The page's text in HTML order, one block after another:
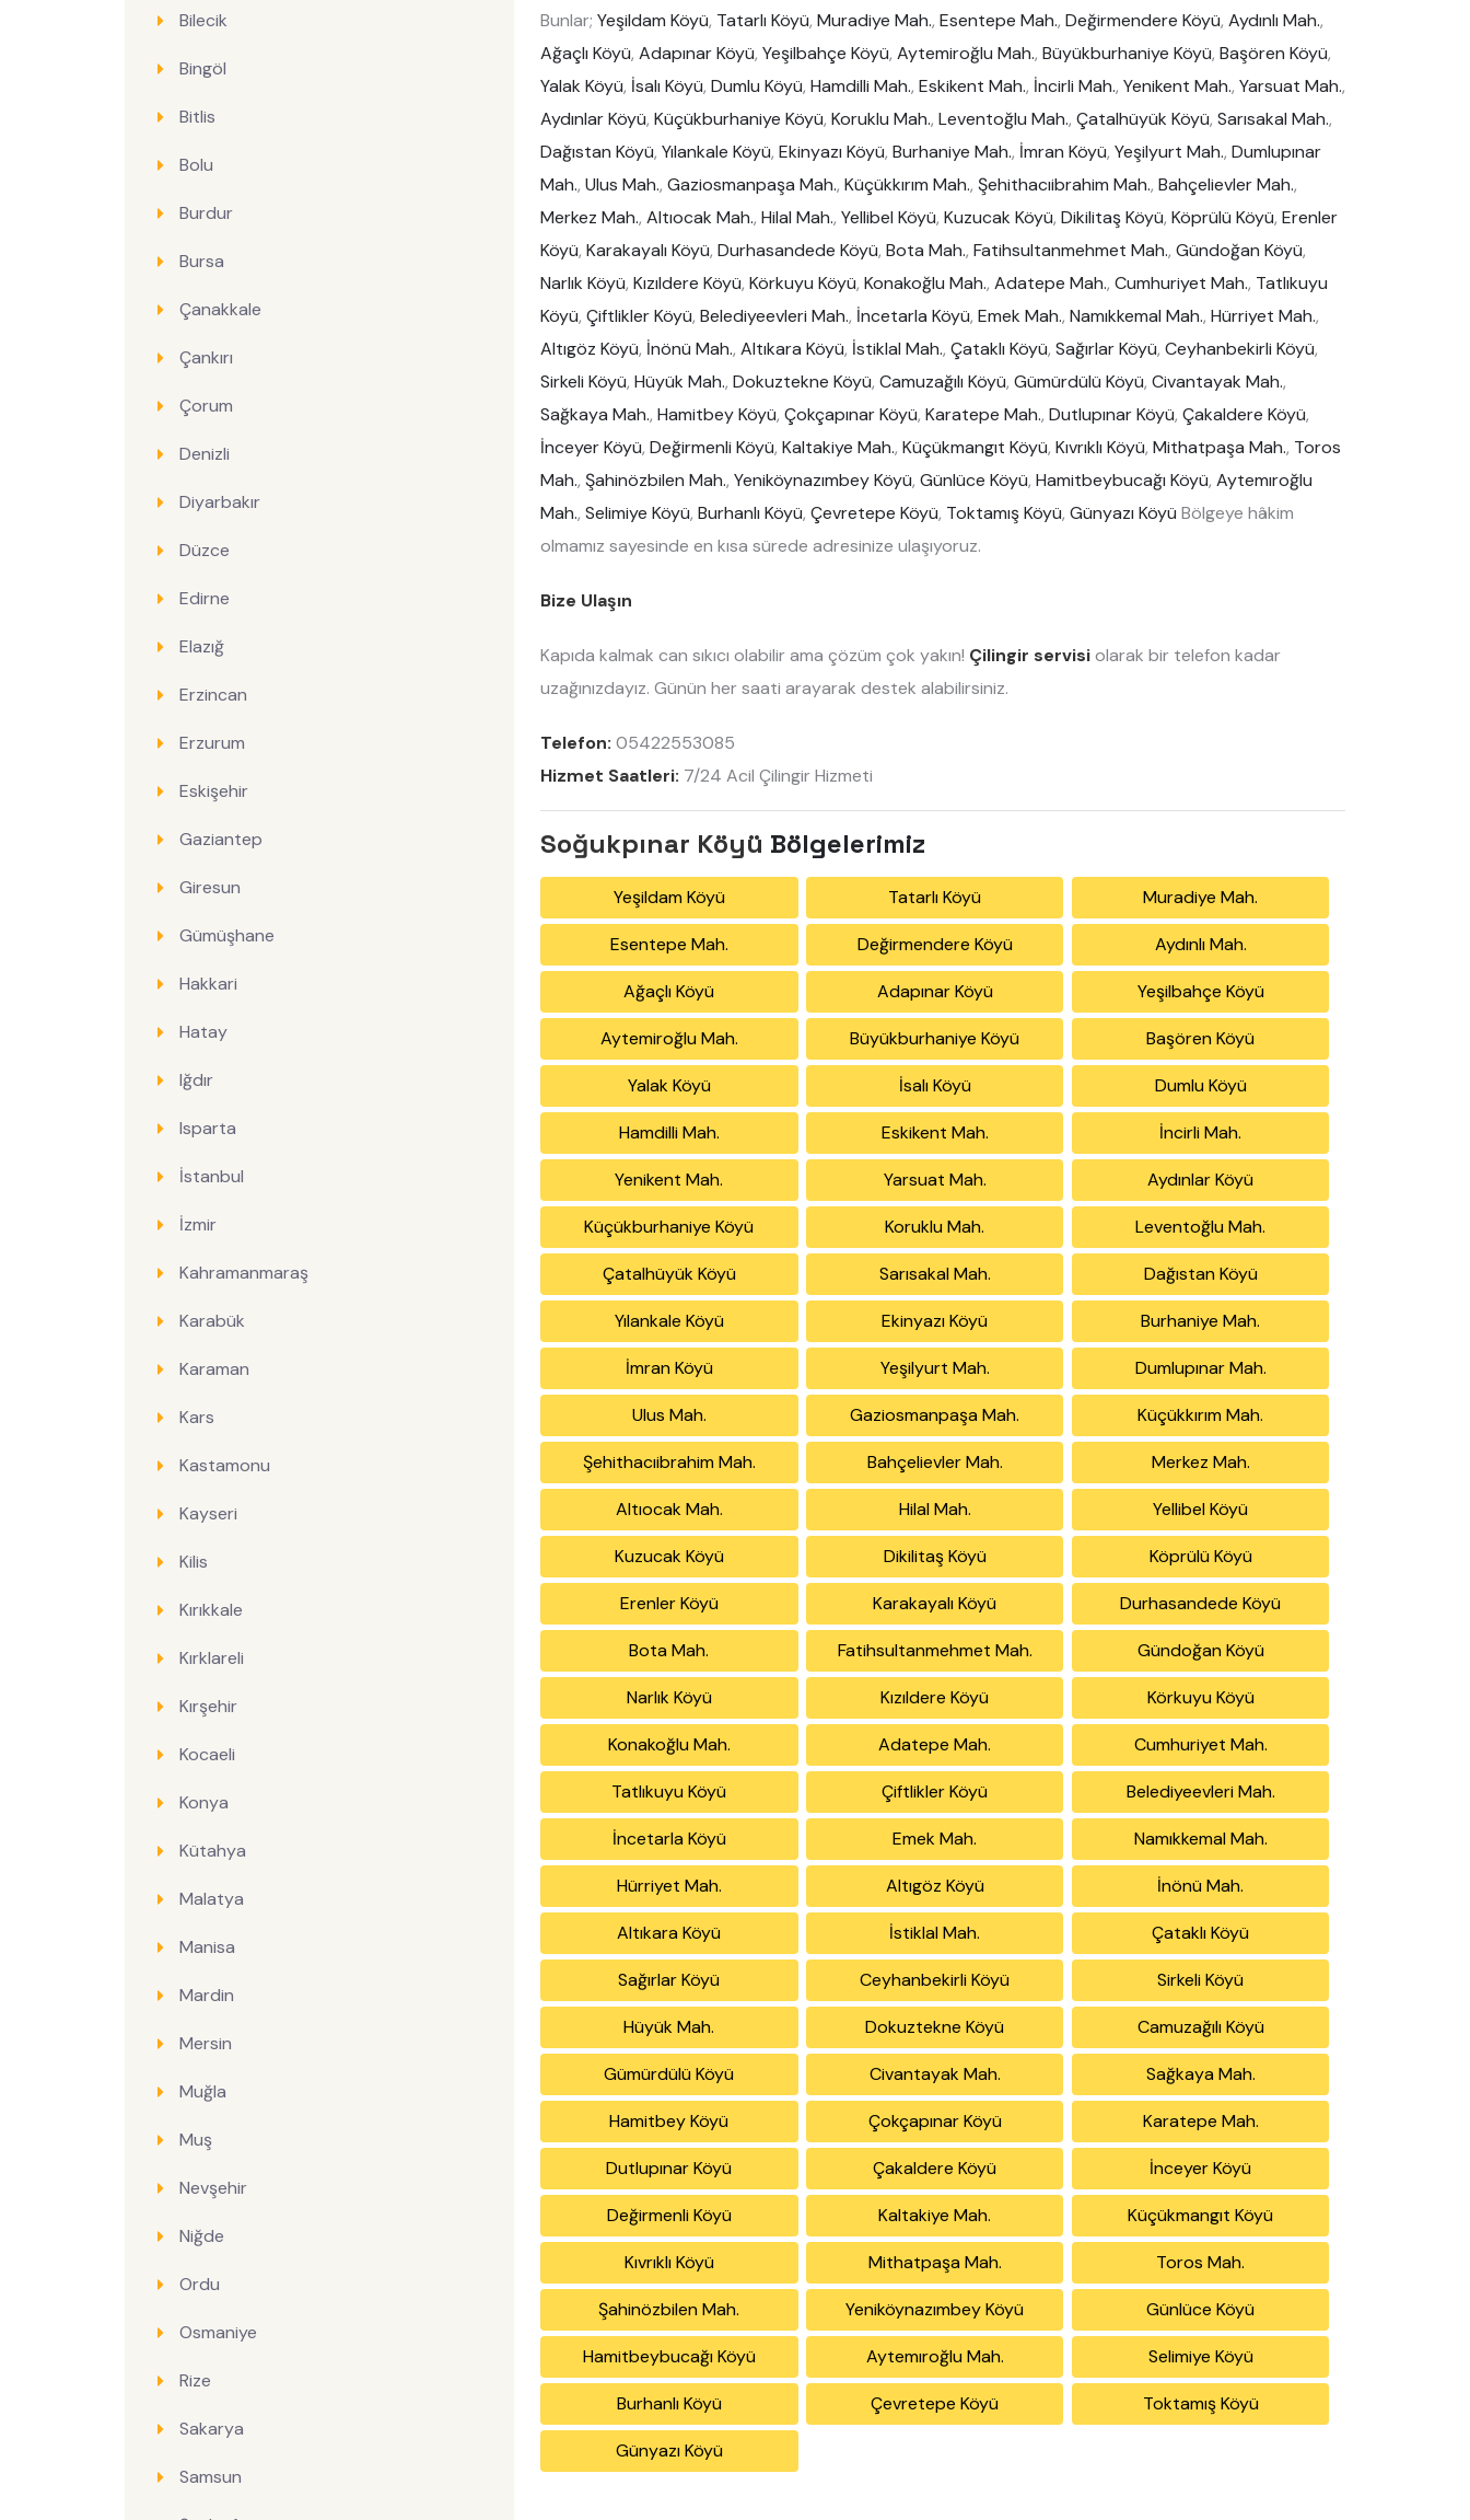
Bilecik
Bingöl
Bitlis
Bolu
Burdur
Bursa
Çanakkale
Çankırı
Çorum
Denizli
Diyarbakır
Düzce
Edirne
Elazığ
Erzincan
Erzurum
Eskişehir
Gaziantep
Giresun
Gümüşhane
Hakkari
Hatay
Iğdır
Isparta
İstanbul
İzmir
Kahramanmaraş
Karabük
Karaman
Kars
Kastamonu
Kayseri
Kilis
Kırıkkale
Kırklareli
Kırşehir
Kocaeli
Konya
Kütahya
Malatya
Manisa
Mardin
Mersin
Muğla
Muş
Nevşehir
Niğde
Ordu
Osmaniye
Rize
Sakarya
Samsun
Bunlar; Yeşildam Köyü, Tatarlı Köyü, Muradiye Mah., Esentepe Mah., Değirmendere Köyü, Aydınlı Mah.,
Ağaçlı Köyü, Adapınar Köyü, Yeşilbahçe Köyü, Aytemiroğlu Mah., Büyükburhaniye Köyü, Başören Köyü,
Yalak Köyü, İsalı Köyü, Dumlu Köyü, Hamdilli Mah., Eskikent Mah., İncirli Mah., Yenikent Mah., Yarsuat Mah.,
Aydınlar Köyü, Küçükburhaniye Köyü, Koruklu Mah., Leventoğlu Mah., Çatalhüyük Köyü, Sarısakal Mah.,
Dağıstan Köyü, Yılankale Köyü, Ekinyazı Köyü, Burhaniye Mah., İmran Köyü, Yeşilyurt Mah., Dumlupınar
Mah., Ulus Mah., Gaziosmanpaşa Mah., Küçükkırım Mah., Şehithacıibrahim Mah., Bahçelievler Mah.,
Merkez Mah., Altıocak Mah., Hilal Mah., Yellibel Köyü, Kuzucak Köyü, Dikilitaş Köyü, Köprülü Köyü, Erenler
Köyü, Karakayalı Köyü, Durhasandede Köyü, Bota Mah., Fatihsultanmehmet Mah., Gündoğan Köyü,
Narlık Köyü, Kızıldere Köyü, Körkuyu Köyü, Konakoğlu Mah., Adatepe Mah., Cumhuriyet Mah., Tatlıkuyu
Köyü, Çiftlikler Köyü, Belediyeevleri Mah., İncetarla Köyü, Emek Mah., Namıkkemal Mah., Hürriyet Mah.,
Altıgöz Köyü, İnönü Mah., Altıkara Köyü, İstiklal Mah., Çataklı Köyü, Sağırlar Köyü, Ceyhanbekirli Köyü,
Sirkeli Köyü, Hüyük Mah., Dokuztekne Köyü, Camuzağılı Köyü, Gümürdülü Köyü, Civantayak Mah.,
Sağkaya Mah., Hamitbey Köyü, Çokçapınar Köyü, Karatepe Mah., Dutlupınar Köyü, Çakaldere Köyü,
İnceyer Köyü, Değirmenli Köyü, Kaltakiye Mah., Küçükmangıt Köyü, Kıvrıklı Köyü, Mithatpaşa Mah., Toros
Mah., Şahinözbilen Mah., Yeniköynazımbey Köyü, Günlüce Köyü, Hamitbeybucağı Köyü, Aytemıroğlu
Mah., Selimiye Köyü, Burhanlı Köyü, Çevretepe Köyü, Toktamış Köyü, Günyazı Köyü Bölgeye hâkim
olmamız sayesinde en kısa sürede adresinize ulaşıyoruz.
Bize Ulaşın
Kapıda kalmak can sıkıcı olabilir ama çözüm çok yakın! Çilingir servisiolarak bir telefon kadar
uzağınızdayız. Günün her saati arayarak destek alabilirsiniz.
Telefon: 05422553085
Hizmet Saatleri: 7/24 Acil Çilingir Hizmeti
Soğukpınar Köyü Bölgelerimiz
Yeşildam Köyü Tatarlı Köyü Muradiye Mah.
Esentepe Mah. Değirmendere Köyü Aydınlı Mah.
Ağaçlı Köyü Adapınar Köyü Yeşilbahçe Köyü
Aytemiroğlu Mah. Büyükburhaniye Köyü Başören Köyü
Yalak Köyü İsalı Köyü Dumlu Köyü
Hamdilli Mah. Eskikent Mah. İncirli Mah.
Yenikent Mah. Yarsuat Mah. Aydınlar Köyü
Küçükburhaniye Köyü Koruklu Mah. Leventoğlu Mah.
Çatalhüyük Köyü Sarısakal Mah. Dağıstan Köyü
Yılankale Köyü Ekinyazı Köyü Burhaniye Mah.
İmran Köyü Yeşilyurt Mah. Dumlupınar Mah.
Ulus Mah. Gaziosmanpaşa Mah. Küçükkırım Mah.
Şehithacıibrahim Mah. Bahçelievler Mah. Merkez Mah.
Altıocak Mah. Hilal Mah. Yellibel Köyü
Kuzucak Köyü Dikilitaş Köyü Köprülü Köyü
Erenler Köyü Karakayalı Köyü Durhasandede Köyü
Bota Mah. Fatihsultanmehmet Mah. Gündoğan Köyü
Narlık Köyü Kızıldere Köyü Körkuyu Köyü
Konakoğlu Mah. Adatepe Mah. Cumhuriyet Mah.
Tatlıkuyu Köyü Çiftlikler Köyü Belediyeevleri Mah.
İncetarla Köyü Emek Mah. Namıkkemal Mah.
Hürriyet Mah. Altıgöz Köyü İnönü Mah.
Altıkara Köyü İstiklal Mah. Çataklı Köyü
Sağırlar Köyü Ceyhanbekirli Köyü Sirkeli Köyü
Hüyük Mah. Dokuztekne Köyü Camuzağılı Köyü
Gümürdülü Köyü Civantayak Mah. Sağkaya Mah.
Hamitbey Köyü Çokçapınar Köyü Karatepe Mah.
Dutlupınar Köyü Çakaldere Köyü İnceyer Köyü
Değirmenli Köyü Kaltakiye Mah. Küçükmangıt Köyü
Kıvrıklı Köyü Mithatpaşa Mah. Toros Mah.
Şahinözbilen Mah. Yeniköynazımbey Köyü Günlüce Köyü
Hamitbeybucağı Köyü Aytemıroğlu Mah. Selimiye Köyü
Burhanlı Köyü Çevretepe Köyü Toktamış Köyü
Günyazı Köyü